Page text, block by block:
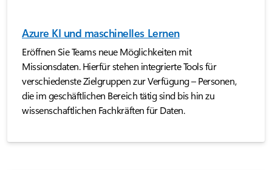
Azure KI und maschinelles Lernen
Eröffnen Sie Teams neue Möglichkeiten mit
Missionsdaten. Hierfür stehen integrierte Tools für
verschiedenste Zielgruppen zur Verfügung – Personen,
die im geschäftlichen Bereich tätig sind bis hin zu
wissenschaftlichen Fachkräften für Daten.